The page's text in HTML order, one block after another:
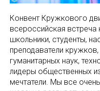
Конвент Кружкового
всероссийская
школьники, студенты,
преподаватели
гуманитарных наук,
лидеры общественных
мечтатели. Мы все